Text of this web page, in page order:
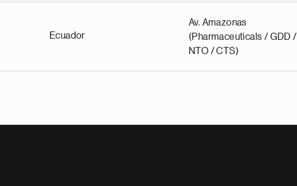
Ecuador
Av. Amazonas
(Pharmaceuticals / GDD /
NTO / CTS)